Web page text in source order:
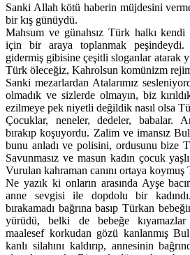
Sanki Allah kötü haberin müjdesini
bir kış günüydü.
Mahsum ve günahsız Türk halkı kendi
için bir araya toplanmak
gidermiş gibisine çeşitli sloganlar atarak
Türk öleceğiz, Kahrolsun komünizm
Sanki mezarlardan Atalarımız
olmadık ve sizlerde olmayın, biz
ezilmeye pek niyetli değildik nasıl olsa
Çocuklar, neneler, dedeler, babalar.
bırakıp koşuyordu. Zalim ve imansız
bunu anladı ve polisini, ordusunu bize
Savunmasız ve masun kadın çocuk
Vurulan kahraman canını ortaya koymuş
Ne yazık ki onların arasında Ayşe
anne sevgisi ile dopdolu bir
bırakamadı bağrına basıp Türkan
yürüdü, belki de bebeğe
maalesef korkudan gözü kanlanmış
kanlı silahını kaldırıp, annesinin